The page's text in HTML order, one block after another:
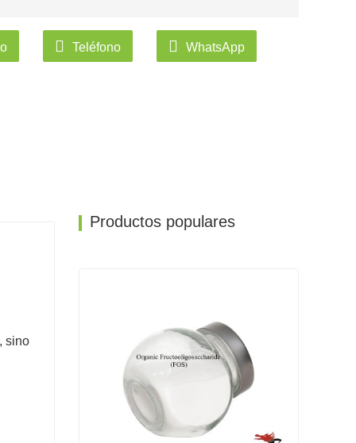
Teléfono WhatsApp
sino
Productos populares